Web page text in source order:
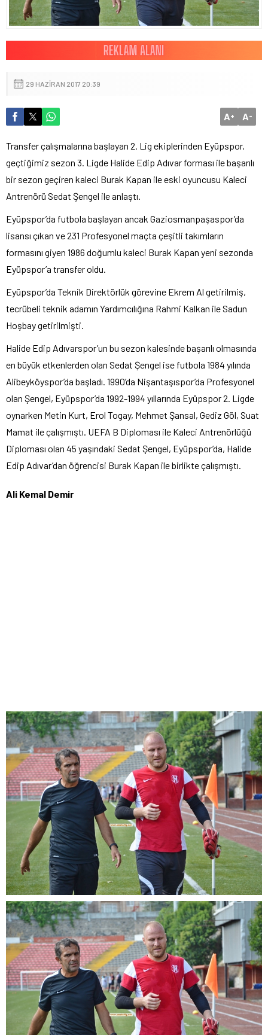
29 HAZIRAN 2017 20:39
A+ A-
Transfer çalışmalarına başlayan 2. Lig ekiplerinden Eyüpspor,
geçtiğimiz sezon 3. Ligde Halide Edip Adıvar forması ile başarılı
bir sezon geçiren kaleci Burak Kapan ile eski oyuncusu Kaleci
Antrenörü Sedat Şengel ile anlaştı.
Eyüpspor’da futbola başlayan ancak Gaziosmanpaşaspor’da
lisansı çıkan ve 231 Profesyonel maçta çeşitli takımların
formasını giyen 1986 doğumlu kaleci Burak Kapan yeni sezonda
Eyüpspor’a transfer oldu.
Eyüpspor’da Teknik Direktörlük görevine Ekrem Al getirilmiş,
tecrübeli teknik adamın Yardımcılığına Rahmi Kalkan ile Sadun
Hoşbay getirilmişti.
Halide Edip Adıvarspor’un bu sezon kalesinde başarılı olmasında
en büyük etkenlerden olan Sedat Şengel ise futbola 1984 yılında
Alibeyköyspor’da başladı. 1990’da Nişantaşıspor’da Profesyonel
olan Şengel, Eyüpspor’da 1992-1994 yıllarında Eyüpspor 2. Ligde
oynarken Metin Kurt, Erol Togay, Mehmet Şansal, Gediz Göl, Suat
Mamat ile çalışmıştı. UEFA B Diploması ile Kaleci Antrenörlüğü
Diploması olan 45 yaşındaki Sedat Şengel, Eyüpspor’da, Halide
Edip Adıvar’dan öğrencisi Burak Kapan ile birlikte çalışmıştı.
Ali Kemal Demir